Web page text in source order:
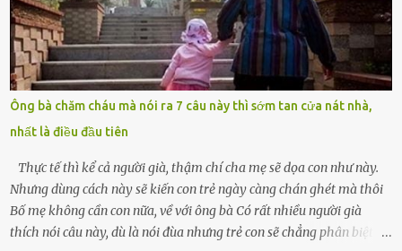
Tiếng cánh cửa đóng lại, vang lên như một bản án lạnh lùng. Tôi
đứng chết lặng giữa cơn mưa, không biết đi đâu, về đâu. Bố mẹ tôi
mất sớm. Tôi chẳng có anh chị em. Họ hàng cũng thưa thớt, chẳng
ai thân thiết đến mức có thể mở lòng cho tôi tá túc. Bạn bè? Ai cũng
bận rộn với gia đình riêng của họ. Tôi đã từng đặt cược cả thanh
xuân vào người chồng ấy – và giờ, tôi chỉ còn lại chính mình. Tôi lên
chiếc xe buýt cuối ngày, trốn chạy khỏi thành phố và nỗi đau. Tôi v...
Ông bà chăm cháu mà nói ra 7 câu này thì sớm tan cửa nát nhà,
nhất là điều đầu tiên
Thực tế thì kể cả người già, thậm chí cha mẹ sẽ dọa con như này.
Nhưng dùng cách này sẽ kiến con trẻ ngày càng chán ghét mà thôi
Bố mẹ không cần con nữa, về với ông bà Có rất nhiều người già
thích nói câu này, dù là nói đùa nhưng trẻ con sẽ chẳng phân biệt